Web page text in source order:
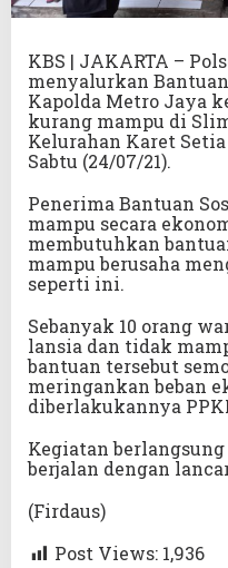
KBS | JAKARTA –
menyalurkan
Kapolda Metro Jaya
kurang mampu di
Kelurahan Karet
Sabtu (24/07/21).
Penerima Bantuan
mampu secara
membutuhkan
mampu berusaha
seperti ini.
Sebanyak 10 orang
lansia dan tidak
bantuan tersebut
meringankan beban
diberlakukannya
Kegiatan
berjalan dengan
(Firdaus)
Post Views: 1,936